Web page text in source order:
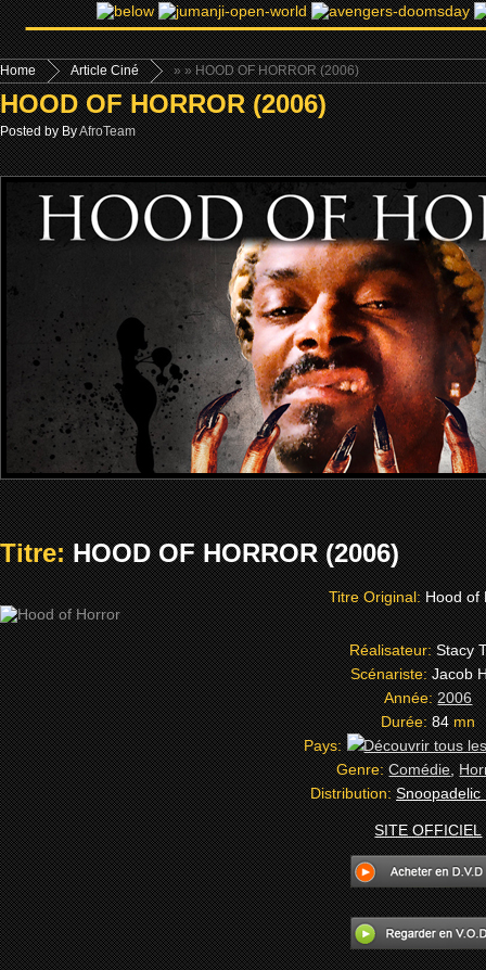
Home »
Article Ciné » HOOD OF HORROR (2006)
HOOD OF HORROR (2006)
Posted by ByAfroTeam
Titre:HOOD OF HORROR (2006)
Titre Original:Hood of
Réalisateur:Stacy
Scénariste:Jacob
Année:2006
Durée:84mn
Pays:
Genre:Comédie,
Distribution:Snoopadelic
SITE OFFICIEL